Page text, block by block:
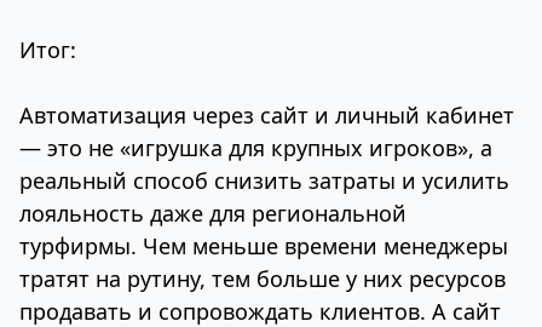
Итог:
Автоматизация через сайт и личный кабинет
— это не «игрушка для крупных игроков», а
реальный способ снизить затраты и усилить
лояльность даже для региональной
турфирмы. Чем меньше времени менеджеры
тратят на рутину, тем больше у них ресурсов
продавать и сопровождать клиентов. А сайт